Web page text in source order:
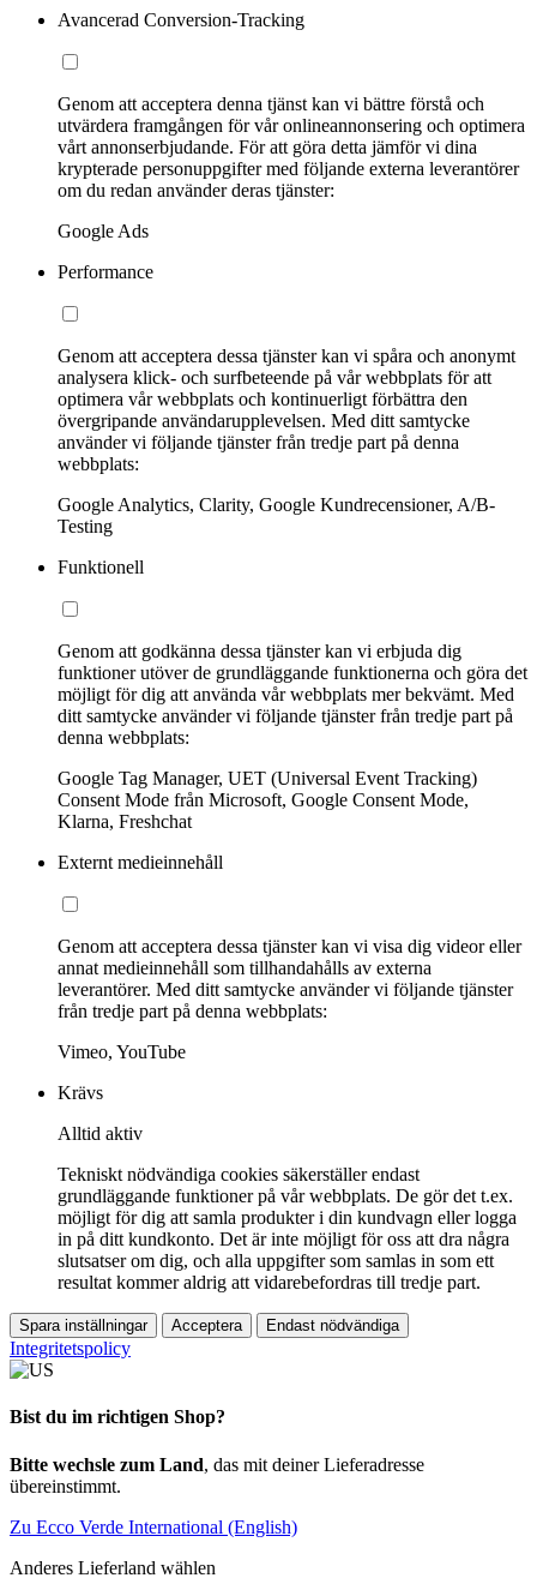
Avancerad Conversion-Tracking
Genom att acceptera denna tjänst kan vi bättre förstå och
utvärdera framgången för vår onlineannonsering och optimera
vårt annonserbjudande. För att göra detta jämför vi dina
krypterade personuppgifter med följande externa leverantörer
om du redan använder deras tjänster:
Google Ads
Performance
Genom att acceptera dessa tjänster kan vi spåra och anonymt
analysera klick- och surfbeteende på vår webbplats för att
optimera vår webbplats och kontinuerligt förbättra den
övergripande användarupplevelsen. Med ditt samtycke
använder vi följande tjänster från tredje part på denna
webbplats:
Google Analytics, Clarity, Google Kundrecensioner, A/B-
Testing
Funktionell
Genom att godkänna dessa tjänster kan vi erbjuda dig
funktioner utöver de grundläggande funktionerna och göra det
möjligt för dig att använda vår webbplats mer bekvämt. Med
ditt samtycke använder vi följande tjänster från tredje part på
denna webbplats:
Google Tag Manager, UET (Universal Event Tracking)
Consent Mode från Microsoft, Google Consent Mode,
Klarna, Freshchat
Externt medieinnehåll
Genom att acceptera dessa tjänster kan vi visa dig videor eller
annat medieinnehåll som tillhandahålls av externa
leverantörer. Med ditt samtycke använder vi följande tjänster
från tredje part på denna webbplats:
Vimeo, YouTube
Krävs
Alltid aktiv
Tekniskt nödvändiga cookies säkerställer endast
grundläggande funktioner på vår webbplats. De gör det t.ex.
möjligt för dig att samla produkter i din kundvagn eller logga
in på ditt kundkonto. Det är inte möjligt för oss att dra några
slutsatser om dig, och alla uppgifter som samlas in som ett
resultat kommer aldrig att vidarebefordras till tredje part.
Spara inställningar Acceptera Endast nödvändiga
Integritetspolicy
Bist du im richtigen Shop?
Bitte wechsle zum Land, das mit deiner Lieferadresse
übereinstimmt.
Zu Ecco Verde International (English)
Anderes Lieferland wählen